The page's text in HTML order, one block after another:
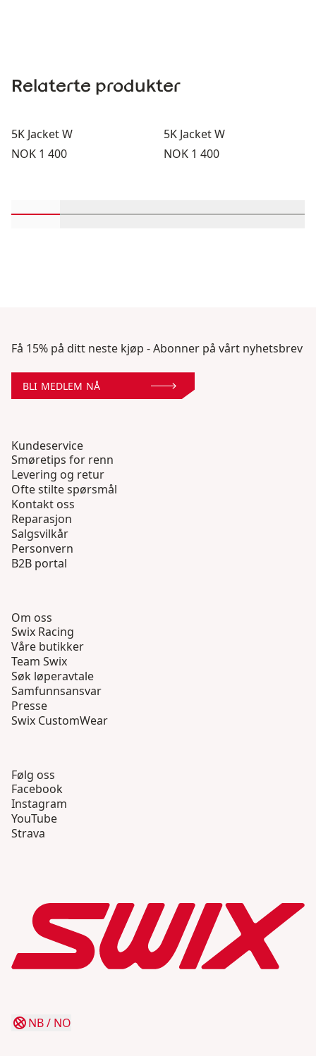
Relaterte produkter
5K Jacket W
Pris:
NOK 1 400
5K Jacket W
Pris:
NOK 1 400
Få 15% på ditt neste kjøp - Abonner på vårt nyhetsbrev
BLI MEDLEM NÅ
Kundeservice
Smøretips for renn
Levering og retur
Ofte stilte spørsmål
Kontakt oss
Reparasjon
Salgsvilkår
Personvern
B2B portal
Om oss
Swix Racing
Våre butikker
Team Swix
Søk løperavtale
Samfunnsansvar
Presse
Swix CustomWear
Følg oss
Facebook
Instagram
YouTube
Strava
NB/ NO